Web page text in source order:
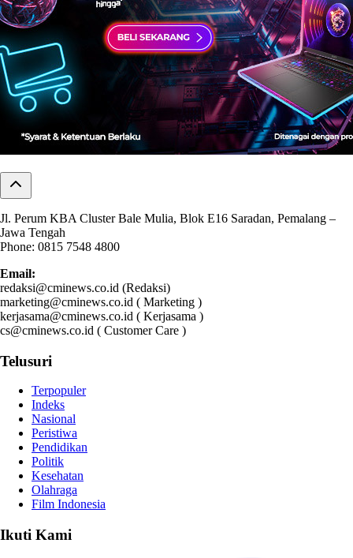
Jl. Perum KBA Cluster Bale Mulia, Blok E16 Saradan, Pemalang –
Jawa Tengah
Phone: 0815 7548 4800
Email:
redaksi@cminews.co.id (Redaksi)
marketing@cminews.co.id ( Marketing )
kerjasama@cminews.co.id ( Kerjasama )
cs@cminews.co.id ( Customer Care )
Telusuri
Terpopuler
Indeks
Nasional
Peristiwa
Pendidikan
Politik
Kesehatan
Olahraga
Film Indonesia
Ikuti Kami